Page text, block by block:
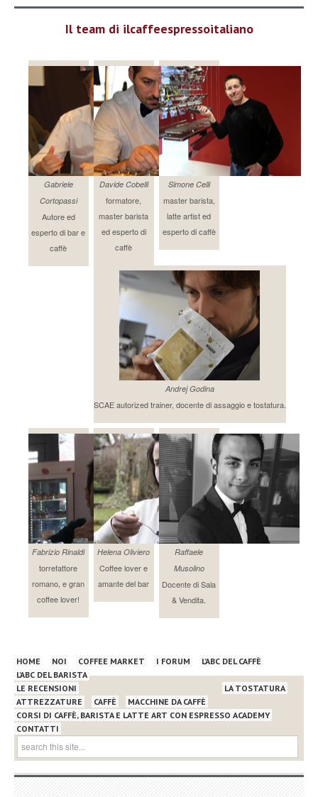
Il team di ilcaffeespressoitaliano
Gabriele
Cortopassi
Autore ed
esperto di bar e
caffè
Davide Cobelli
formatore,
master barista
ed esperto di
caffè
Simone Celli
master barista,
latte artist ed
esperto di caffè
Andrej Godina
SCAE autorized trainer, docente di assaggio e tostatura.
Fabrizio Rinaldi
torrefattore
romano, e gran
coffee lover!
Helena Oliviero
Coffee lover e
amante del bar
Raffaele
Musolino
Docente di Sala
& Vendita.
HOME NOI COFFEE MARKET I FORUM
L’ABC DEL CAFFÈ
L’ABC DEL BARISTA
LE RECENSIONI
ATTREZZATURE
CAFFÈ MACCHINE DA CAFFÈ
LA TOSTATURA
CORSI DI CAFFÈ, BARISTA E LATTE ART CON ESPRESSO ACADEMY
CONTATTI